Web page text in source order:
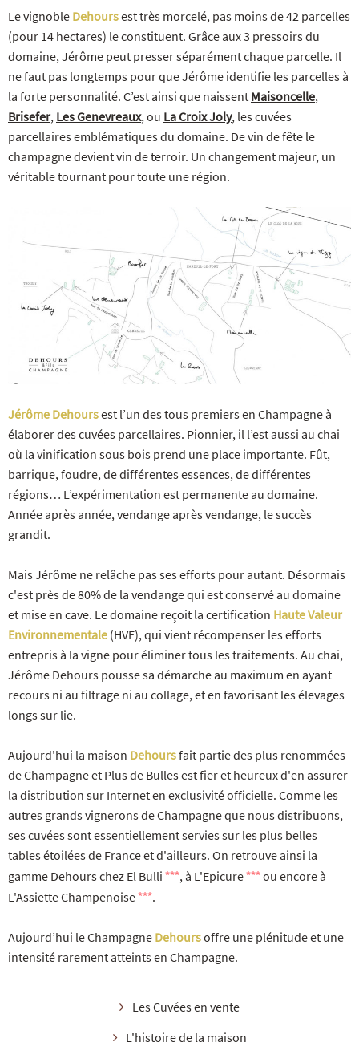
NOS COFFRETS DÉCOUVERTES NOS MEILLEURES VENTES NOS
Le vignoble Dehoursest très morcelé, pas moins de 42 parcelles
(pour 14 hectares) le constituent. Grâce aux 3 pressoirs du
domaine, Jérôme peut presser séparément chaque parcelle. Il
ne faut pas longtemps pour que Jérôme identifie les parcelles à
la forte personnalité. C’est ainsi que naissent Maisoncelle,
Brisefer, Les Genevreaux, ou La Croix Joly, les cuvées
parcellaires emblématiques du domaine. De vin de fête le
champagne devient vin de terroir. Un changement majeur, un
véritable tournant pour toute une région.
Jérôme Dehoursest l’un des tous premiers en Champagne à
élaborer des cuvées parcellaires. Pionnier, il l’est aussi au chai
où la vinification sous bois prend une place importante. Fût,
barrique, foudre, de différentes essences, de différentes
régions… L’expérimentation est permanente au domaine.
Année après année, vendange après vendange, le succès
grandit.
Mais Jérôme ne relâche pas ses efforts pour autant. Désormais
c'est près de 80% de la vendange qui est conservé au domaine
et mise en cave. Le domaine reçoit la certification Haute Valeur
Environnementale (HVE), qui vient récompenser les efforts
entrepris à la vigne pour éliminer tous les traitements. Au chai,
Jérôme Dehours pousse sa démarche au maximum en ayant
recours ni au filtrage ni au collage, et en favorisant les élevages
longs sur lie.
Aujourd'hui la maison Dehoursfait partie des plus renommées
de Champagne et Plus de Bulles est fier et heureux d'en assurer
la distribution sur Internet en exclusivité officielle. Comme les
autres grands vignerons de Champagne que nous distribuons,
ses cuvées sont essentiellement servies sur les plus belles
tables étoilées de France et d'ailleurs. On retrouve ainsi la
gamme Dehours chez El Bulli ***, à L'Epicure***ou encore à
L'Assiette Champenoise***.
Aujourd’hui le Champagne Dehoursoffre une plénitude et une
intensité rarement atteints en Champagne.
Les Cuvées en vente
L'histoire de la maison